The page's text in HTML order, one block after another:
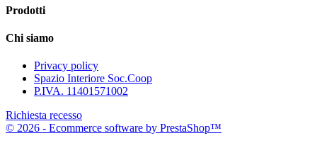
Prodotti
Chi siamo
Privacy policy
Spazio Interiore Soc.Coop
P.IVA. 11401571002
Richiesta recesso
© 2026 - Ecommerce software by PrestaShop™